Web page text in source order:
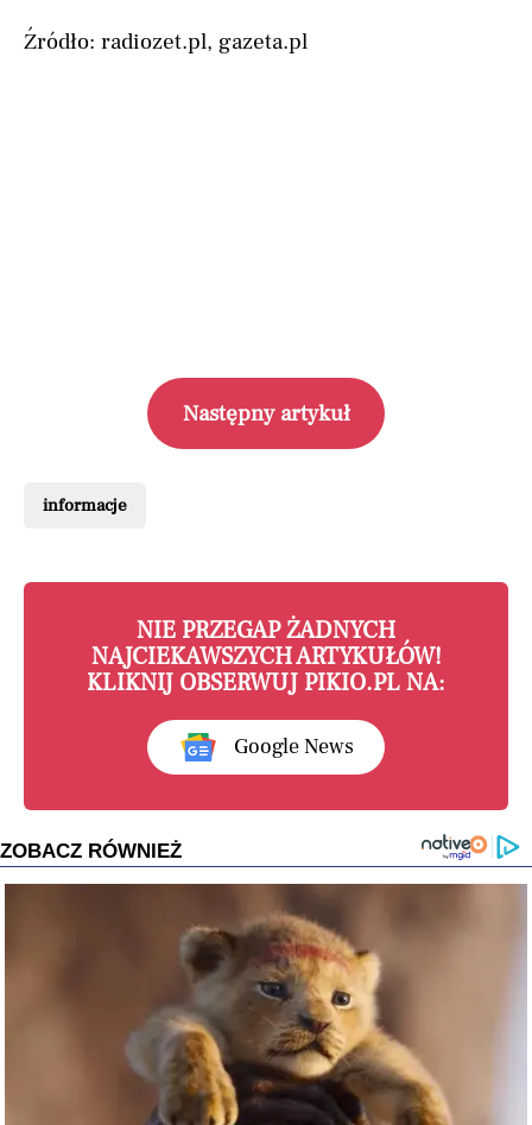
Źródło: radiozet.pl, gazeta.pl
Następny artykuł
informacje
NIE PRZEGAP ŻADNYCH
NAJCIEKAWSZYCH ARTYKUŁÓW!
KLIKNIJ OBSERWUJ PIKIO.PL NA:
Google News
ZOBACZ RÓWNIEŻ